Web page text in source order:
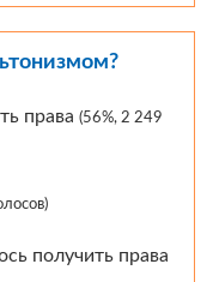
права (56%, 2 249
получить права